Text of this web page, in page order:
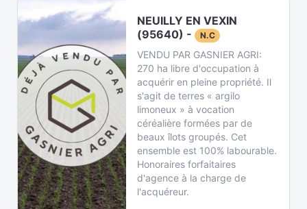
NEUILLY EN VEXIN
(95640) - N.C
VENDU PAR GASNIER AGRI:
270 ha libre d'occupation à
acquérir en pleine propriété. Il
s'agit de terres « argilo
limoneux » à vocation
céréalière formées par de
beaux îlots groupés. Cet
ensemble est 100% labourable.
Honoraires forfaitaires
d'agence à la charge de
l'acquéreur.